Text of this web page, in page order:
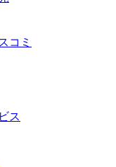
コミ
ス